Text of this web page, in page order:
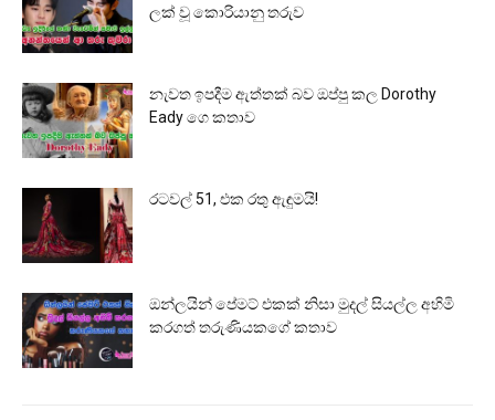
ලක් වූ කොරියානු තරුව
නැවත ඉපදීම ඇත්තක් බව ඔප්පු කල Dorothy
Eady ගෙ කතාව
රටවල් 51, එක රතු ඇඳුමයි!
ඔන්ලයින් පේමට් එකක් නිසා මුදල් සියල්ල අහිමි
කරගත් තරුණියකගේ කතාව